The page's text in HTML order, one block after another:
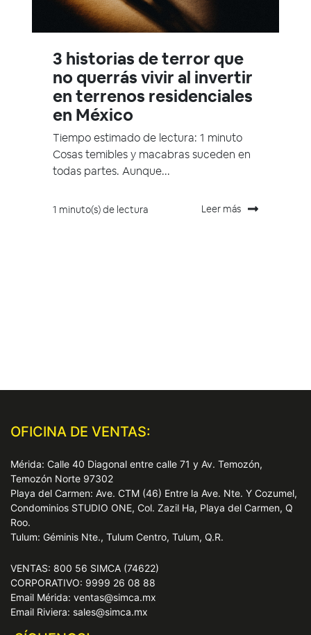
3 historias de terror que
no querrás vivir al invertir
en terrenos residenciales
en México
Tiempo estimado de lectura: 1 minuto
Cosas temibles y macabras suceden en
todas partes. Aunque...
1 minuto(s) de lectura Leer más
OFICINA DE VENTAS:
Mérida: Calle 40 Diagonal entre calle 71 y Av. Temozón,
Temozón Norte 97302
Playa del Carmen: Ave. CTM (46) Entre la Ave. Nte. Y Cozumel,
Condominios STUDIO ONE, Col. Zazil Ha, Playa del Carmen, Q
Roo.
Tulum: Géminis Nte., Tulum Centro, Tulum, Q.R.
VENTAS: 800 56 SIMCA (74622)
CORPORATIVO: 9999 26 08 88
Email Mérida: ventas@simca.mx
Email Riviera: sales@simca.mx